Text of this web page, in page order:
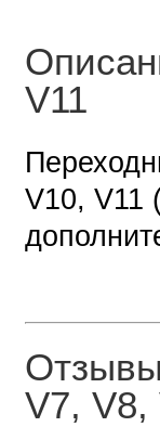
V11
V10, V11
V7, V8,